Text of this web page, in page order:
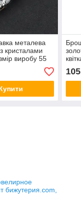
металева
кристалами
виробу 55
мм
105
бижутерия.com,